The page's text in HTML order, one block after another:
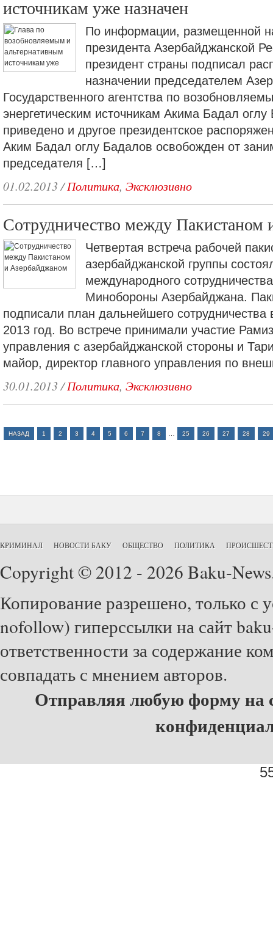
источникам уже назначен
По информации, размещенной
президента Азербайджанской
президент страны подписал
назначении председателем
Государственного агентства по
энергетическим источникам Акима Бадал
приведено и другое президентское
Аким Бадал оглу Бадалов освобожден от
председателя […]
01.02.2013 /Политика, Эксклюзивно
Сотрудничество между Пакистаном
Четвертая встреча рабочей
азербайджанской группы
международного
Минобороны Азербайджана.
подписали план дальнейшего
2013 год. Во встрече принимали участие
управления с азербайджанской стороны и
майор, директор главного управления по
30.01.2013 /Политика, Эксклюзивно
НАЗАД 1 2 3 4 5 6 7 8 25 26 27 28 29
КРИМИНАЛ НОВОСТИ БАКУ ОБЩЕСТВО ПОЛИТИКА
Copyright © 2012 - 2026 Baku-
Копирование разрешено, только с
nofollow) гиперссылки на сайт
ответственности за содержание
совпадать с мнением авторов.
Отправляя любую форму на